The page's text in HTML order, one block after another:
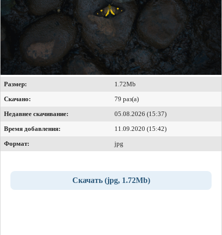
Размер:
1.72Mb
Скачано:
79 раз(а)
Недавнее скачивание:
05.08.2026 (15:37)
Время добавления:
11.09.2020 (15:42)
Формат:
jpg
Скачать (jpg, 1.72Mb)